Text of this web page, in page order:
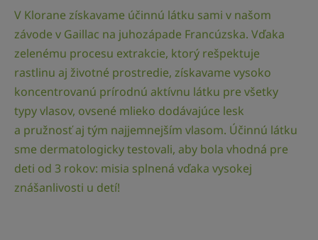
V Klorane získavame účinnú látku sami v našom
závode v Gaillac na juhozápade Francúzska. Vďaka
zelenému procesu extrakcie, ktorý rešpektuje
rastlinu aj životné prostredie, získavame vysoko
koncentrovanú prírodnú aktívnu látku pre všetky
typy vlasov, ovsené mlieko dodávajúce lesk
a pružnosť aj tým najjemnejším vlasom. Účinnú látku
sme dermatologicky testovali, aby bola vhodná pre
deti od 3 rokov: misia splnená vďaka vysokej
znášanlivosti u detí!